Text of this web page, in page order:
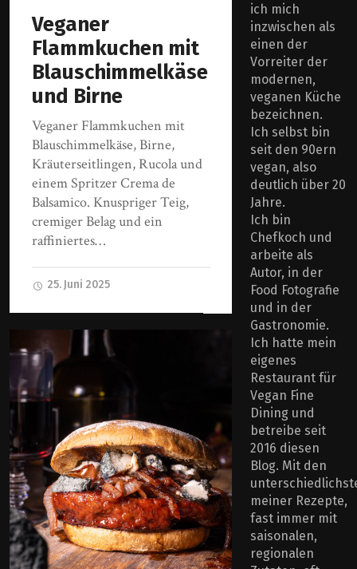
Veganer
Flammkuchen mit
Blauschimmelkäse
und Birne
Veganer Flammkuchen mit
Blauschimmelkäse, Birne,
Kräuterseitlingen, Rucola und
einem Spritzer Crema de
Balsamico. Knuspriger Teig,
cremiger Belag und ein
raffiniertes…
25. Juni 2025
ich mich
inzwischen als
einen der
Vorreiter der
modernen,
veganen Küche
bezeichnen.
Ich selbst bin
seit den 90ern
vegan, also
deutlich über 20
Jahre.
Ich bin
Chefkoch und
arbeite als
Autor, in der
Food Fotografie
und in der
Gastronomie.
Ich hatte mein
eigenes
Restaurant für
Vegan Fine
Dining und
betreibe seit
2016 diesen
Blog. Mit den
meiner Rezepte,
fast immer mit
saisonalen,
regionalen